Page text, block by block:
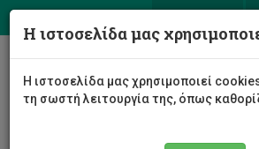
Η ιστοσελίδα μας
Η ιστοσελίδα μας χρησιμοποιεί
τη σωστή λειτουργία της, όπως